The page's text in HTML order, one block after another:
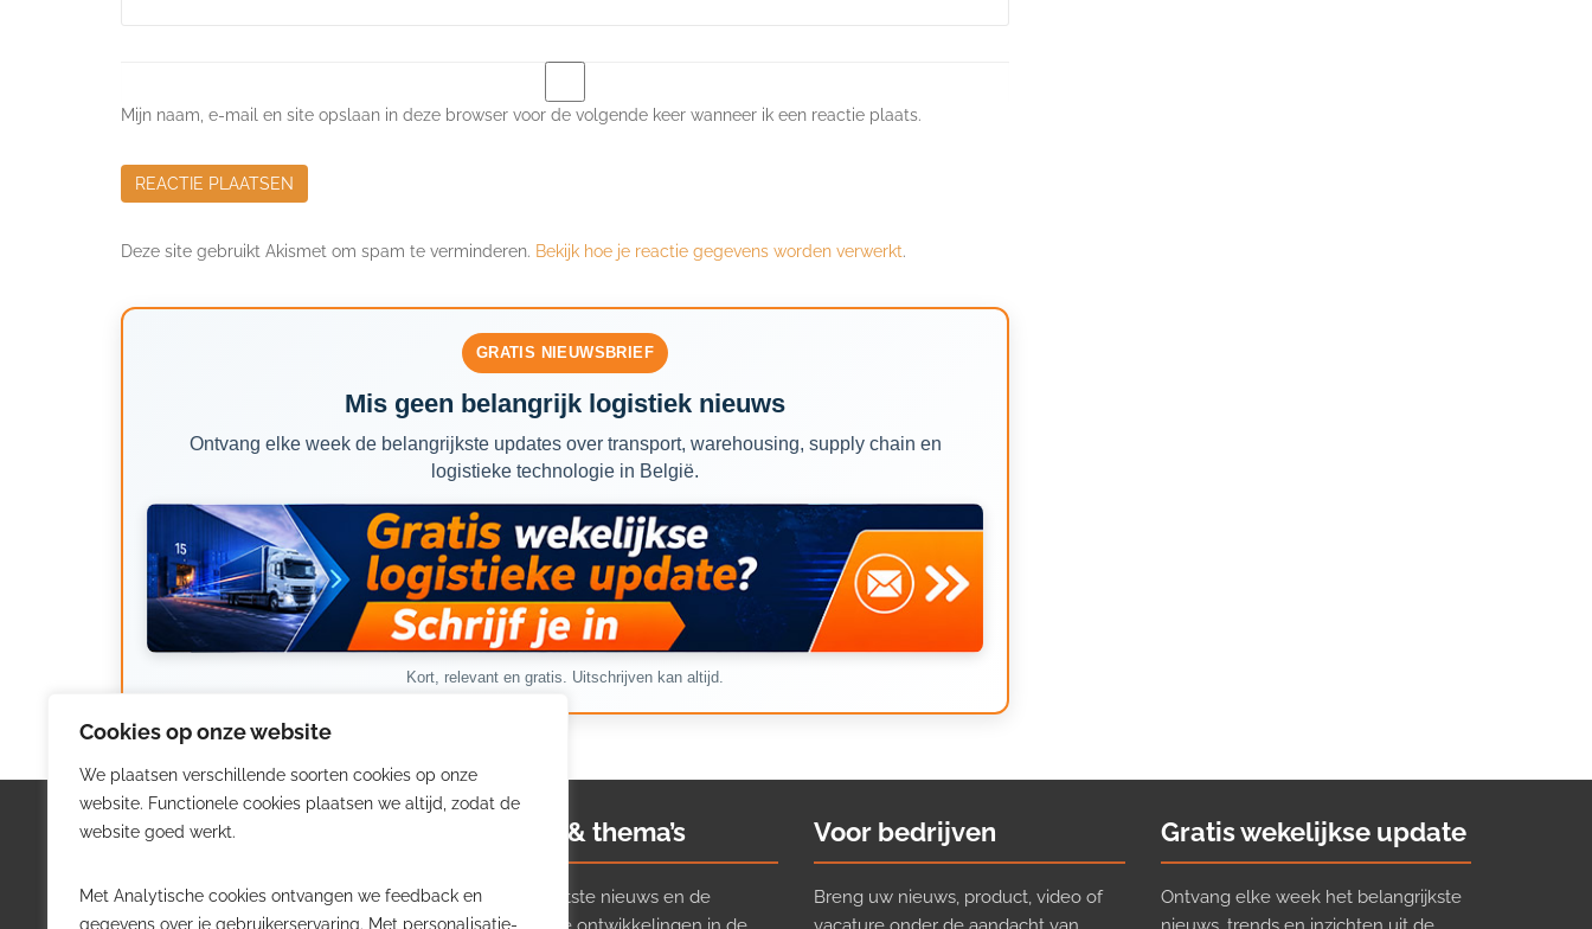
Cookies op onze website
We plaatsen verschillende soorten cookies op onze
website. Functionele cookies plaatsen we altijd, zodat de
website goed werkt.
Met Analytische cookies ontvangen we feedback en
gegevens over je gebruikerservaring. Met personalisatie-
Mijn naam, e-mail en site opslaan in deze browser voor de volgende keer wanneer ik een reactie plaats.
Deze site gebruikt Akismet om spam te verminderen. Bekijk hoe je reactie gegevens worden verwerkt.
GRATIS NIEUWSBRIEF
Mis geen belangrijk logistiek nieuws
Ontvang elke week de belangrijkste updates over transport, warehousing, supply chain en
logistieke technologie in België.
Kort, relevant en gratis. Uitschrijven kan altijd.
Logistiek.be
Logistiek.be brengt dagelijks nieuws,
Nieuws & thema’s
Volg het laatste nieuws en de
Voor bedrijven
Breng uw nieuws, product, video of
Gratis wekelijkse update
Ontvang elke week het belangrijkste